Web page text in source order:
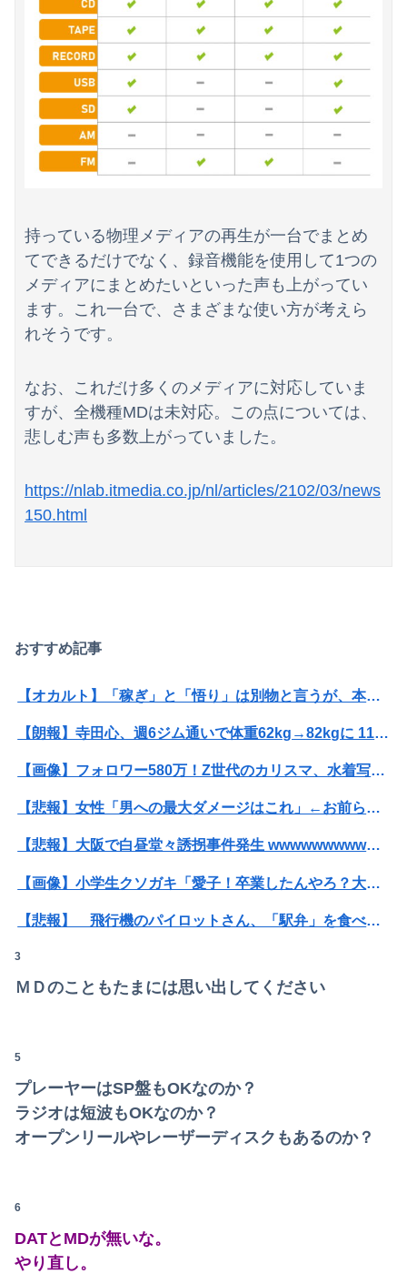
持っている物理メディアの再生が一台でまとめ
てできるだけでなく、録音機能を使用して1つの
メディアにまとめたいといった声も上がってい
ます。これ一台で、さまざまな使い方が考えら
れそうです。
なお、これだけ多くのメディアに対応していま
すが、全機種MDは未対応。この点については、
悲しむ声も多数上がっていました。
https://nlab.itmedia.co.jp/nl/articles/2102/03/news
150.html
おすすめ記事
【オカルト】「稼ぎ」と「悟り」は別物と言うが、本当にそうなのか？お金じゃ埋まらない欲の正体。
【朗報】寺田心、週6ジム通いで体重62kg→82kgに 110kgのベンチプレス持ち上げる姿披露（画像あり）
【画像】フォロワー580万！Z世代のカリスマ、水着写真集の発売決定wwwwwさくら、沖縄を舞台にカワイイが爆発！！！
【悲報】女性「男への最大ダメージはこれ」←お前ら耐えられる？
【悲報】大阪で白昼堂々誘拐事件発生 wwwwwwwwwwwwwwwwwwwwwwwwwwwwwwwwwwww
【画像】小学生クソガキ「愛子！卒業したんやろ？大学 ニュースで見たわ」→結果wwwwwwww
【悲報】 飛行機のパイロットさん、「駅弁」を食べていることがバレる……
【悲報】粗品、永久追放ｗｗｗｗｗｗｗｗｗｗｗｗｗｗｗ（証拠あり）
3
ＭＤのこともたまには思い出してください
5
プレーヤーはSP盤もOKなのか？
ラジオは短波もOKなのか？
オープンリールやレーザーディスクもあるのか？
6
DATとMDが無いな。
やり直し。